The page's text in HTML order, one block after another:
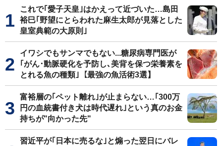
これで｢愛子天皇｣はかえって近づいた…島田
裕巳｢野望にとらわれた麻生太郎が見落とした
皇室典範の大原則｣
イワシでもサンマでもない...糖尿病専門医が
｢がん･動脈硬化を予防し､美背を保つ栄養素を
とれる魚の種類｣【最強の魚活術3選】
富裕層の｢ペット離れ｣が止まらない…｢300万
円の血統書付き犬は時代遅れ｣という真のお金
持ちが"向かった先"
習近平が｢日本に売るな｣と煽った翌日にバレ